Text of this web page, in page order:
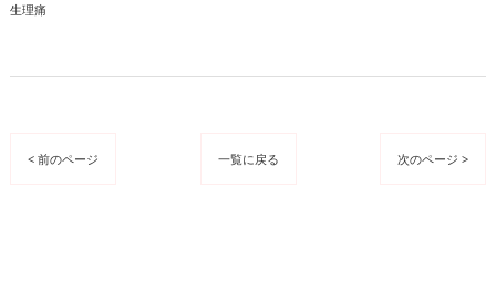
生理痛
< 前のページ 一覧に戻る 次のページ >